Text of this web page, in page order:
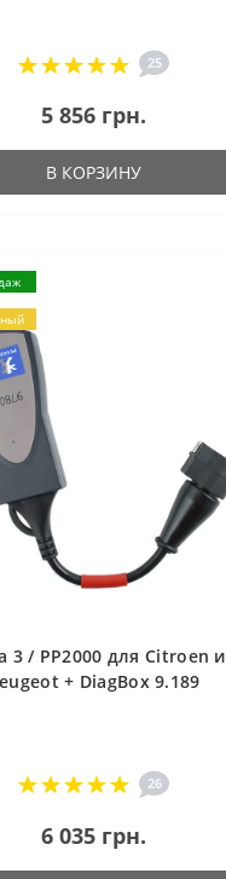
25
5 856 грн.
В КОРЗИНУ
3 / PP2000 для Citroen и
+ DiagBox 9.189
26
6 035 грн.